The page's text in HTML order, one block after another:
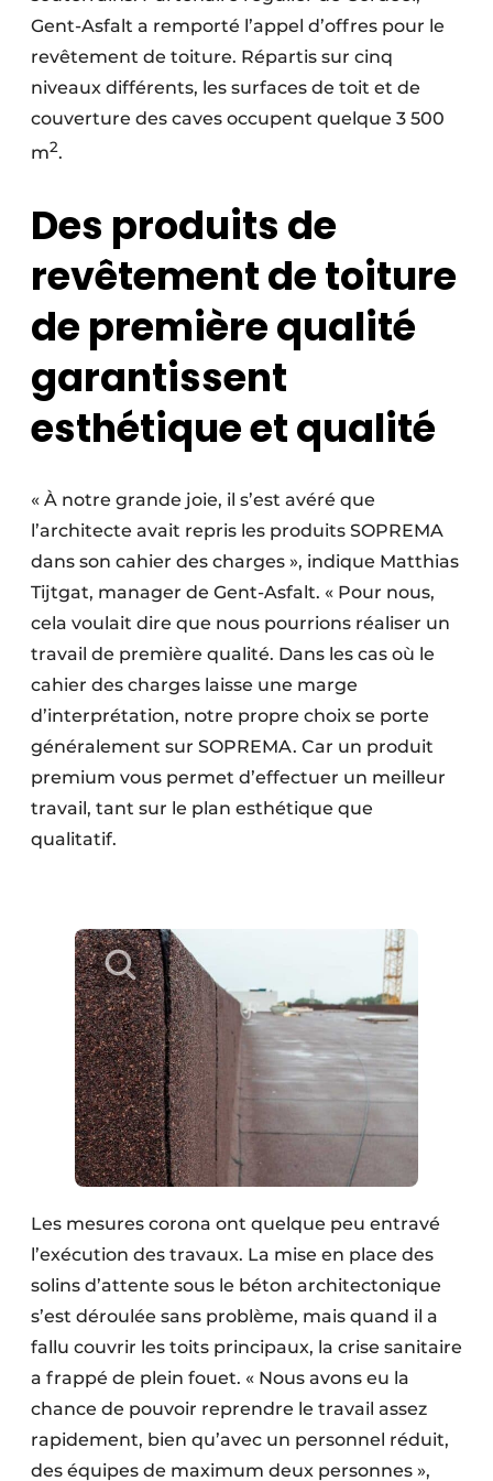
Gent-Asfalt a remporté l’appel d’offres pour le
revêtement de toiture. Répartis sur cinq
niveaux différents, les surfaces de toit et de
couverture des caves occupent quelque 3 500
m2.
Des produits de
revêtement de toiture
de première qualité
garantissent
esthétique et qualité
« À notre grande joie, il s’est avéré que
l’architecte avait repris les produits SOPREMA
dans son cahier des charges », indique Matthias
Tijtgat, manager de Gent-Asfalt. « Pour nous,
cela voulait dire que nous pourrions réaliser un
travail de première qualité. Dans les cas où le
cahier des charges laisse une marge
d’interprétation, notre propre choix se porte
généralement sur SOPREMA. Car un produit
premium vous permet d’effectuer un meilleur
travail, tant sur le plan esthétique que
qualitatif.
Les mesures corona ont quelque peu entravé
l’exécution des travaux. La mise en place des
solins d’attente sous le béton architectonique
s’est déroulée sans problème, mais quand il a
fallu couvrir les toits principaux, la crise sanitaire
a frappé de plein fouet. « Nous avons eu la
chance de pouvoir reprendre le travail assez
rapidement, bien qu’avec un personnel réduit,
des équipes de maximum deux personnes »,